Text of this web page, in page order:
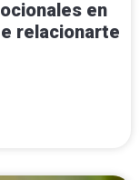
en
relacionarte